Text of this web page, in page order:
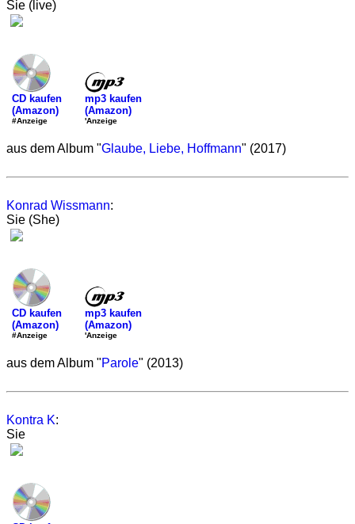
Sie (live)
CD kaufen
(Amazon)
#Anzeige
mp3 kaufen
(Amazon)
'Anzeige
aus dem Album "Glaube, Liebe, Hoffmann" (2017)
Konrad Wissmann:
Sie (She)
CD kaufen
(Amazon)
#Anzeige
mp3 kaufen
(Amazon)
'Anzeige
aus dem Album "Parole" (2013)
Kontra K:
Sie